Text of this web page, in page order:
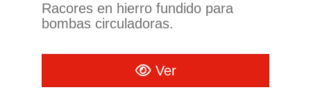
Racores en hierro fundido para
bombas circuladoras.
Ver